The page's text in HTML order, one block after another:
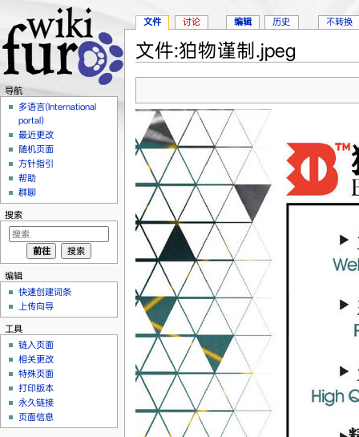
文件:狛物谨制.jpeg
文件 讨论 编辑 历史 不转换
导航
多语言(International
portal)
最近更改
随机页面
方针指引
帮助
群聊
搜索
编辑
快速创建词条
上传向导
工具
链入页面
相关更改
特殊页面
打印版本
永久链接
页面信息